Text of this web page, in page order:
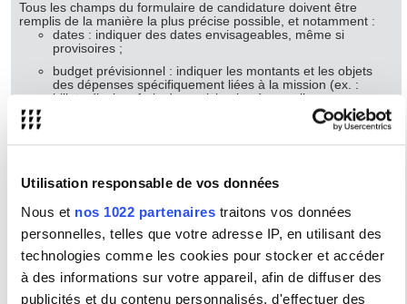
Utilisation responsable de vos données
Nous et nos 1022 partenaires traitons vos données
personnelles, telles que votre adresse IP, en utilisant des
technologies comme les cookies pour stocker et accéder
à des informations sur votre appareil, afin de diffuser des
publicités et du contenu personnalisés, d'effectuer des
Tous les champs du formulaire de candidature doivent être
remplis de la manière la plus précise possible, et notamment :
dates : indiquer des dates envisageables, même si
provisoires ;
budget prévisionnel : indiquer les montants et les objets
des dépenses spécifiquement liées à la mission (ex. :
billets d’avion, frais de participation à un colloque,
mission. Il ne s’agit pas de présenter son projet de
relation avec votre thèse.
L'ED ne couvre pas :
- les frais de nourriture
- la participation à colloque sans communication du (de la)
doctorant-e
- des frais ou déplacements avec un véhicule personnel
- une mission vers Paris (sauf dans le cadre d'une cotutelle)